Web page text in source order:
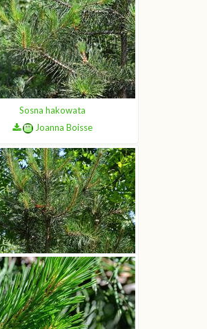
Sosna hakowata
Joanna Boisse
Sosna hakowata
Joanna Boisse
Sosna hakowata
Joanna Boisse